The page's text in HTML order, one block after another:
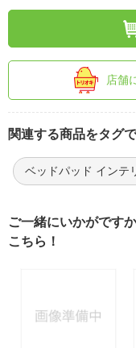
店舗
関連する商品をタグ
ベッドパッド インテ
ご一緒にいかがです
こちら！